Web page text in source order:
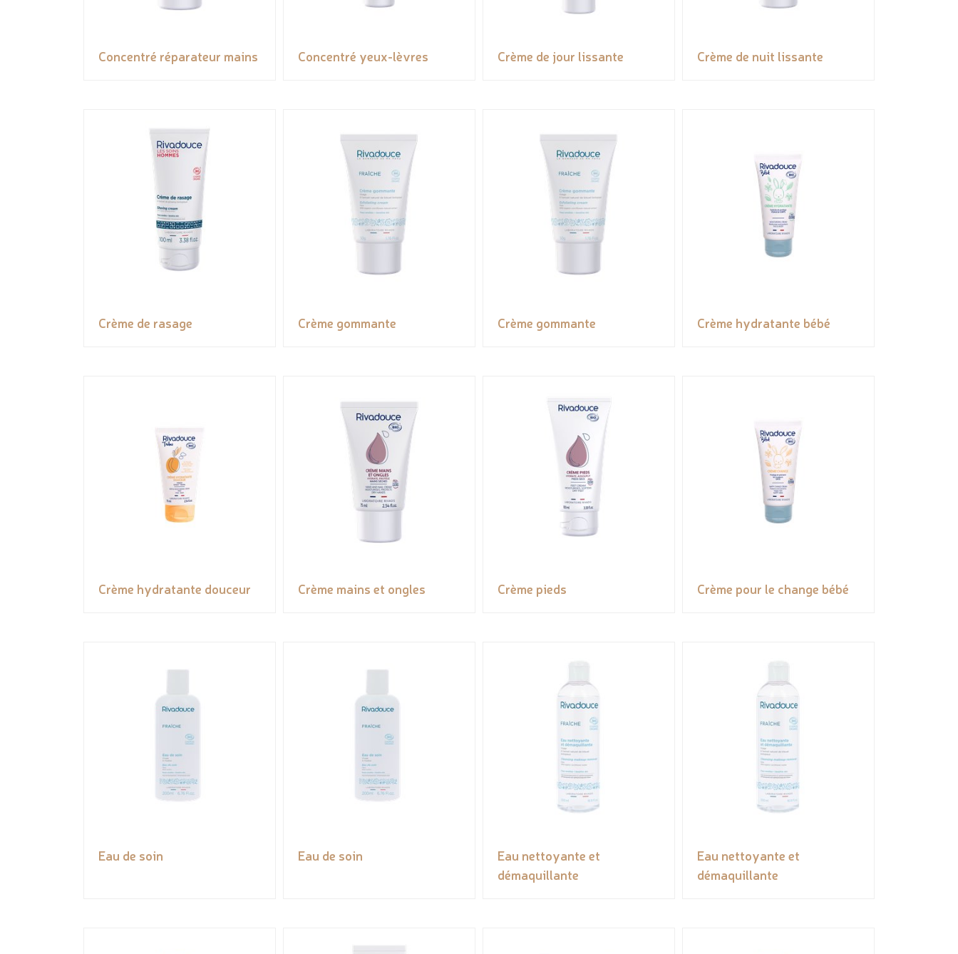
Concentré réparateur mains Concentré yeux-lèvres Crème de jour lissante Crème de nuit lissante
Crème de rasage Crème gommante Crème gommante Crème hydratante bébé
Crème hydratante douceur Crème mains et ongles Crème pieds Crème pour le change bébé
Eau de soin Eau de soin
Eau nettoyante et
démaquillante
Eau nettoyante et
démaquillante